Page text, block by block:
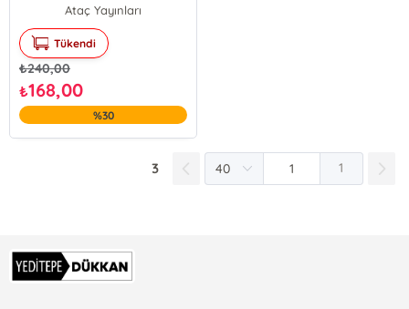
Ataç Yayınları
Tükendi
₺240,00
₺168,00
%30
3 1